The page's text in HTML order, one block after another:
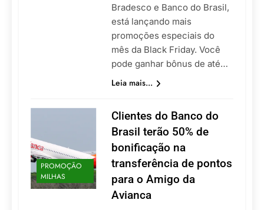
Bradesco e Banco do Brasil,
está lançando mais
promoções especiais do
mês da Black Friday. Você
pode ganhar bônus de até…
Leia mais...
PROMOÇÃO
MILHAS
Clientes do Banco do
Brasil terão 50% de
bonificação na
transferência de pontos
para o Amigo da
Avianca